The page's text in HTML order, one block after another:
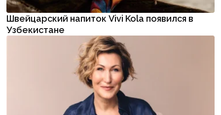
Швейцарский напиток Vivi Kola появился в
Узбекистане